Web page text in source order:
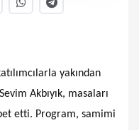
yakından
Akbıyık, masaları
etti. Program, samimi